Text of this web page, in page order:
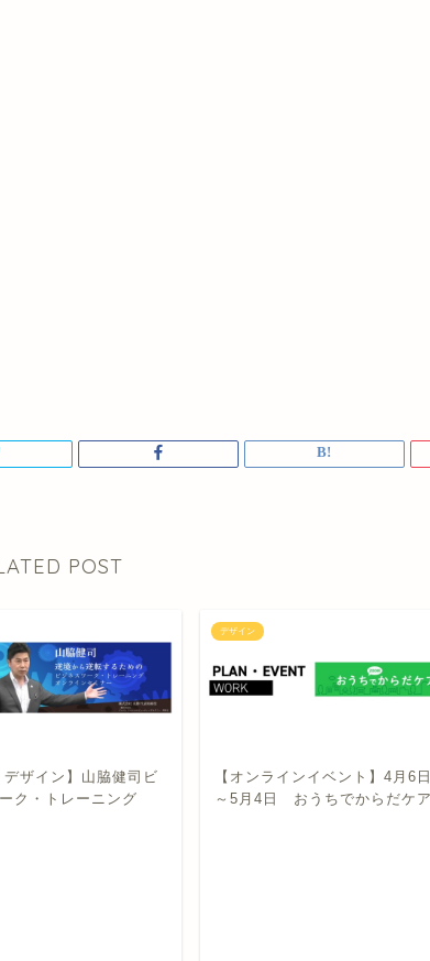
POST
デザイン】山脇健司ビ
ク・トレーニング
デザイン
【オンラインイベント】4月6日
～5月4日 おうちでからだケア